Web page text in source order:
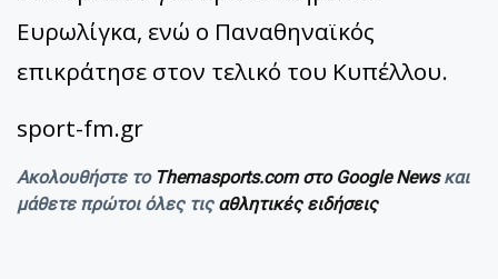
Ευρωλίγκα, ενώ ο Παναθηναϊκός
επικράτησε στον τελικό του Κυπέλλου.
sport-fm.gr
Ακολουθήστε το Themasports.com στο Google Newsκαι
μάθετε πρώτοι όλες τις αθλητικές ειδήσεις